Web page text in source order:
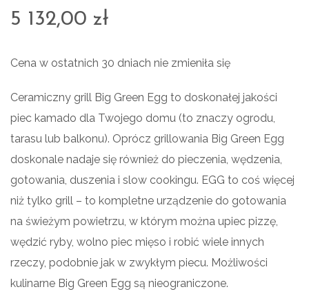
5 132,00 zł
Cena w ostatnich 30 dniach nie zmieniła się
Ceramiczny grill Big Green Egg to doskonałej jakości
piec kamado dla Twojego domu (to znaczy ogrodu,
tarasu lub balkonu). Oprócz grillowania Big Green Egg
doskonale nadaje się również do pieczenia, wędzenia,
gotowania, duszenia i slow cookingu. EGG to coś więcej
niż tylko grill – to kompletne urządzenie do gotowania
na świeżym powietrzu, w którym można upiec pizzę,
wędzić ryby, wolno piec mięso i robić wiele innych
rzeczy, podobnie jak w zwykłym piecu. Możliwości
kulinarne Big Green Egg są nieograniczone.